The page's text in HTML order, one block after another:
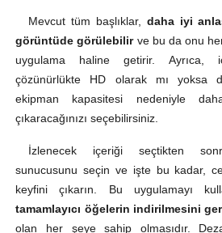
Mevcut tüm başlıklar, daha iyi
görüntüde görülebilirve bu da onu
uygulama haline getirir. Ayrıca,
çözünürlükte HD olarak mı yoksa
ekipman kapasitesi nedeniyle
çıkaracağınızı seçebilirsiniz.
İzlenecek içeriği seçtikten
sunucusunu seçin ve işte bu kadar,
keyfini çıkarın. Bu uygulamayı
tamamlayıcı öğelerin indirilmesini
olan her şeye sahip olmasıdır.